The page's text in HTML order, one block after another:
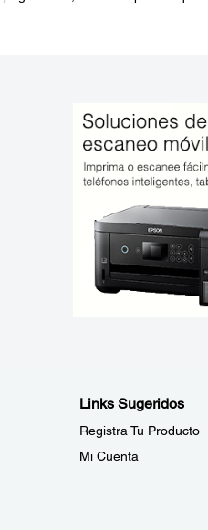
Links Sugeridos
Registra Tu Producto
Mi Cuenta